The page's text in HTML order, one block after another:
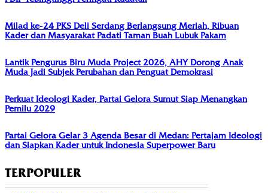
Milad ke-24 PKS Deli Serdang Berlangsung Meriah, Ribuan
Kader dan Masyarakat Padati Taman Buah Lubuk Pakam
Lantik Pengurus Biru Muda Project 2026, AHY Dorong Anak
Muda Jadi Subjek Perubahan dan Penguat Demokrasi
Perkuat Ideologi Kader, Partai Gelora Sumut Siap Menangkan
Pemilu 2029
Partai Gelora Gelar 3 Agenda Besar di Medan: Pertajam Ideologi
dan Siapkan Kader untuk Indonesia Superpower Baru
TERPOPULER